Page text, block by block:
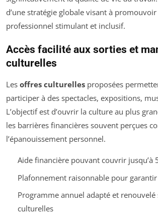
d’une stratégie globale visant à
professionnel stimulant et inclusif.
Accès facilité aux sorties et
culturelles
Les offres culturelles proposées
participer à des spectacles, expositions,
L’objectif est d’ouvrir la culture au plus
les barrières financières souvent perçues
l’épanouissement personnel.
Aide financière pouvant couvrir jusqu’à
Plafonnement raisonnable pour
Programme annuel adapté et renouvelé
culturelles